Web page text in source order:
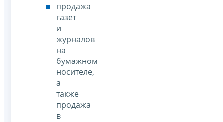
продажа
газет
и
журналов
на
бумажном
носителе,
а
также
продажа
в